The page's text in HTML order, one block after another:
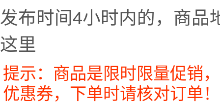
发布时间4小时内的，商品
这里
提示：商品是限时限量促销
优惠券，下单时请核对订单！